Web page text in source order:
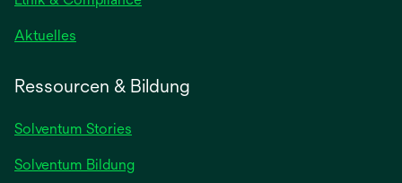
Aktuelles
Registerkarte
Ressourcen & Bildung
Solventum Stories
Solventum Bildung